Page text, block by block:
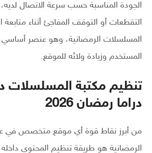
الجودة المناسبة حسب سرعة الاتصال
التقطعات أو التوقف المفاجئ أثناء متابعة
المسلسلات الرمضانية، وهو عنصر أساسي
المستخدم وزيادة ولائه للموقع.
تنظيم مكتبة المسلسلات
دراما رمضان 2026
من أبرز نقاط قوة أي موقع متخصص في
الرمضانية هو طريقة تنظيم المحتوى